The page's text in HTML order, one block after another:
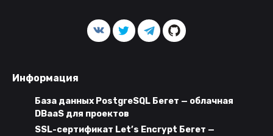
Информация
База данных PostgreSQL Бегет — облачная
DBaaS для проектов
SSL-сертификат Let’s Encrypt Бегет —